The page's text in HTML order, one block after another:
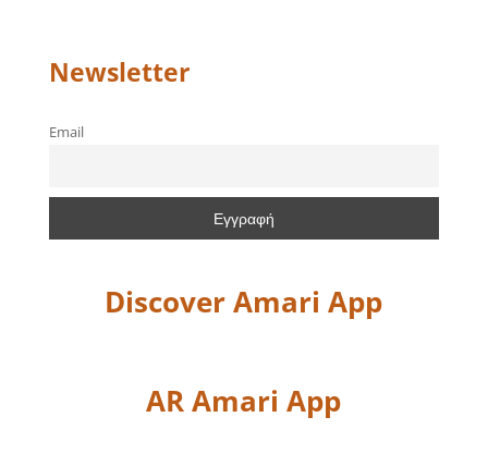
Newsletter
Email
Discover Amari App
AR Amari App